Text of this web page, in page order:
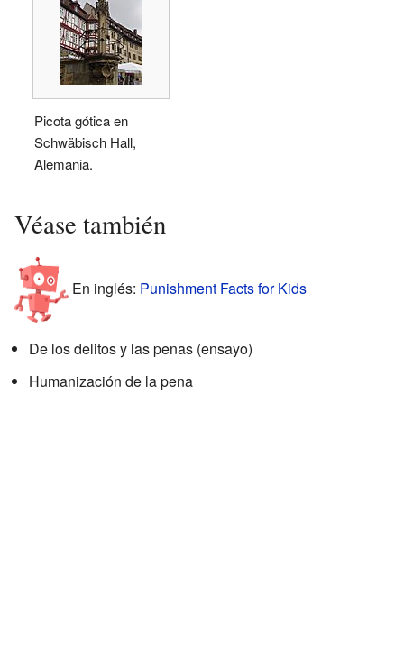
Picota gótica en
Schwäbisch Hall,
Alemania.
Véase también
En inglés: Punishment Facts for Kids
De los delitos y las penas (ensayo)
Humanización de la pena